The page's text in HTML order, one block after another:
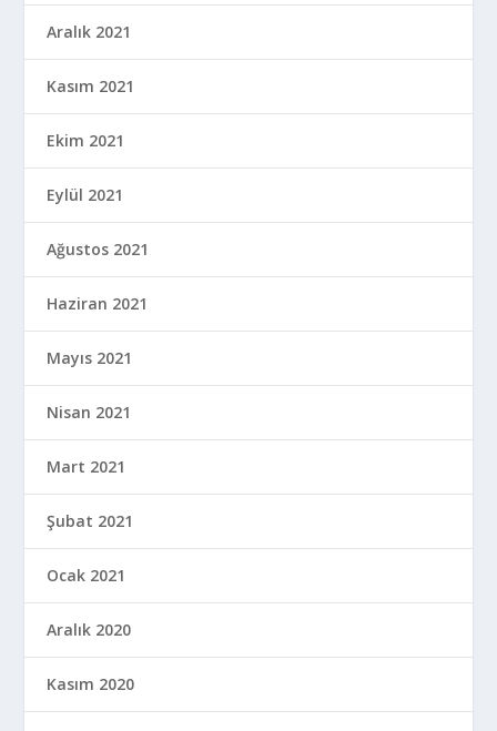
Aralık 2021
Kasım 2021
Ekim 2021
Eylül 2021
Ağustos 2021
Haziran 2021
Mayıs 2021
Nisan 2021
Mart 2021
Şubat 2021
Ocak 2021
Aralık 2020
Kasım 2020